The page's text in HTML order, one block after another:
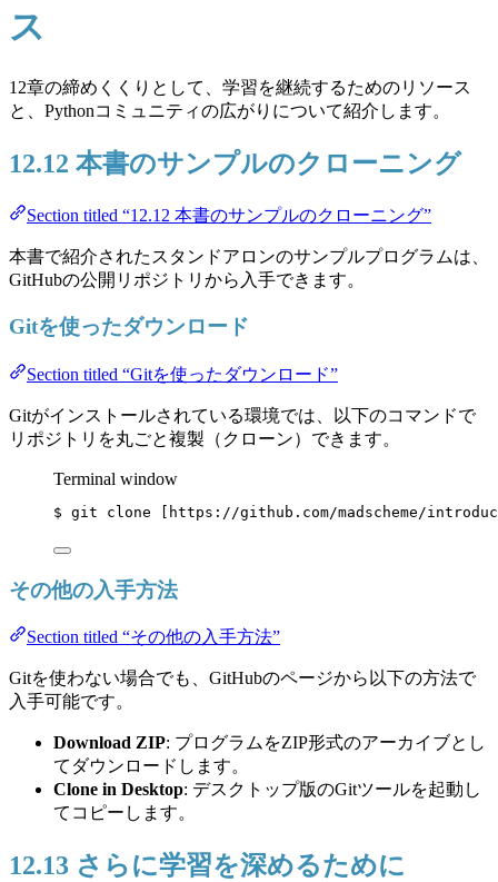
ス
12章の締めくくりとして、学習を継続するためのリソース
と、Pythonコミュニティの広がりについて紹介します。
12.12 本書のサンプルのクローニング
Section titled “12.12 本書のサンプルのクローニング”
本書で紹介されたスタンドアロンのサンプルプログラムは、
GitHubの公開リポジトリから入手できます。
Gitを使ったダウンロード
Section titled “Gitを使ったダウンロード”
Gitがインストールされている環境では、以下のコマンドで
リポジトリを丸ごと複製（クローン）できます。
Terminal window
$ git clone [https://github.com/madscheme/
その他の入手方法
Section titled “その他の入手方法”
Gitを使わない場合でも、GitHubのページから以下の方法で
入手可能です。
Download ZIP: プログラムをZIP形式のアーカイブとし
てダウンロードします。
Clone in Desktop: デスクトップ版のGitツールを起動し
てコピーします。
12.13 さらに学習を深めるために